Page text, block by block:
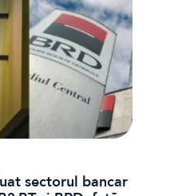
sectorul bancar